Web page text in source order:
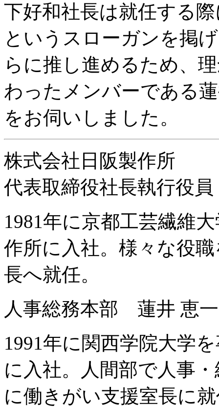
下好和社長は就任する
というスローガンを掲
らに推し進めるため、
わったメンバーである
をお伺いしました。
株式会社日阪製作所
代表取締役社長執行役
1981年に京都工芸繊維
作所に入社。様々な役
長へ就任。
人事総務本部 蓮井 恵
1991年に関西学院大学
に入社。人間部で人事
に働きがい支援室長に